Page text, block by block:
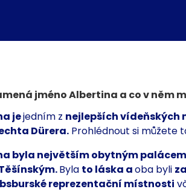
jméno Albertina a co v něm
jejedním z nejlepších vídeňských
Dürera. Prohlédnout si můžete
byla největším obytným
Byla to láska aoba byli
reprezentační místnosti